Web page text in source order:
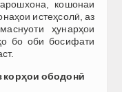
кошонаи
истеҳсолӣ, аз
ҳунарҳои
бо оби босифати
корҳои ободонӣ